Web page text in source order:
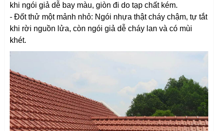
khi ngói giả dễ bay màu, giòn đi do tạp chất kém.
- Đốt thử một mảnh nhỏ: Ngói nhựa thật cháy chậm, tự tắt
khi rời nguồn lửa, còn ngói giả dễ cháy lan và có mùi
khét.